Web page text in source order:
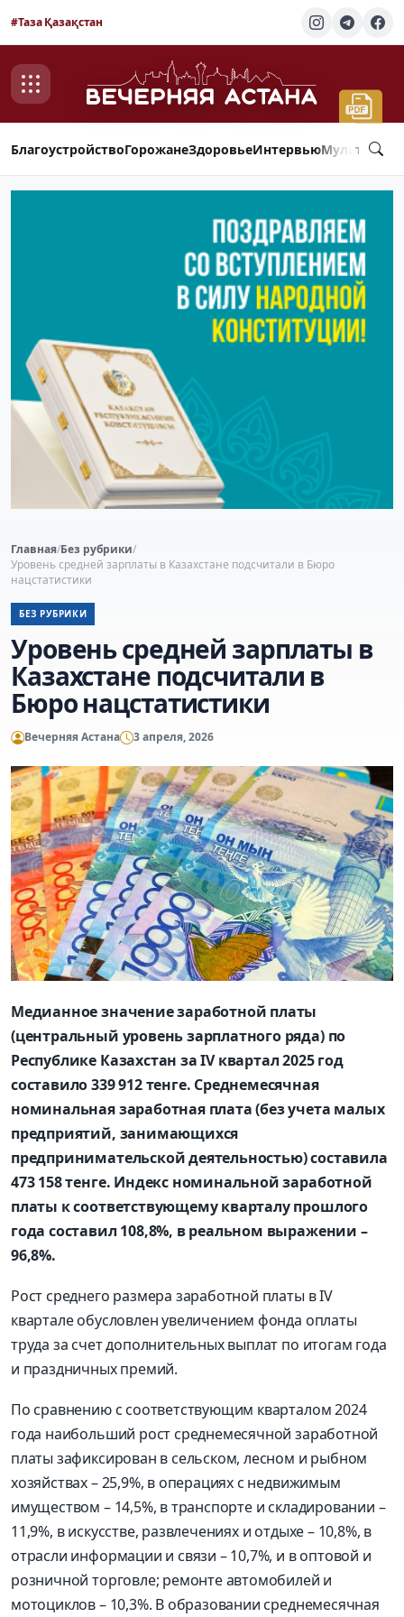
#Таза Қазақстан
БлагоустройствоГорожанеЗдоровьеИнтервью
Главная/Без рубрики/
Уровень средней зарплаты в Казахстане подсчитали в Бюро
нацстатистики
БЕЗ РУБРИКИ
Уровень средней зарплаты в
Казахстане подсчитали в
Бюро нацстатистики
Вечерняя Астана 3 апреля, 2026
Медианное значение заработной платы
(центральный уровень зарплатного ряда) по
Республике Казахстан за IV квартал 2025 год
составило 339 912 тенге. Среднемесячная
номинальная заработная плата (без учета малых
предприятий, занимающихся
предпринимательской деятельностью) составила
473 158 тенге. Индекс номинальной заработной
платы к соответствующему кварталу прошлого
года составил 108,8%, в реальном выражении –
96,8%.
Рост среднего размера заработной платы в IV
квартале обусловлен увеличением фонда оплаты
труда за счет дополнительных выплат по итогам года
и праздничных премий.
По сравнению с соответствующим кварталом 2024
года наибольший рост среднемесячной заработной
платы зафиксирован в сельском, лесном и рыбном
хозяйствах – 25,9%, в операциях с недвижимым
имуществом – 14,5%, в транспорте и складировании –
11,9%, в искусстве, развлечениях и отдыхе – 10,8%, в
отрасли информации и связи – 10,7%, и в оптовой и
розничной торговле; ремонте автомобилей и
мотоциклов – 10,3%. В образовании среднемесячная